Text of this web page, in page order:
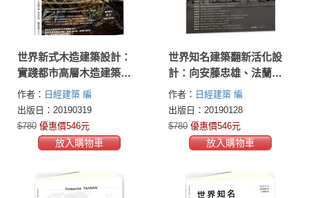
世界新式木造建築設計：
實踐都市高層木造建築的
理論與實務全集
作者： 日經建築 編
出版日：20190319
$780 優惠價546元
放入購物車
世界知名建築翻新活化設
計：向安藤忠雄、法蘭克.
蓋瑞、札哈.哈蒂等大師學
習可實踐的創新思維
作者： 日經建築 編
出版日：20190128
$780 優惠價546元
放入購物車